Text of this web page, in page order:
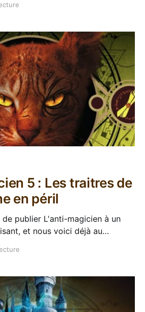
Greatcoats. Donc déjà on
5 : Les traitres de
en péril
publier L'anti-magicien à un
et nous voici déjà au
Dans quel merdier Kelen va
le